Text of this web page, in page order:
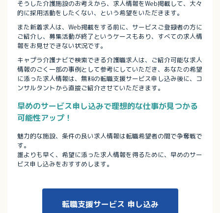
そうした介護施設のお考えから、求人情報をWeb掲載して、大々
的に採用活動をしたくない、という希望をいただきます。
また新着求人は、Web掲載をする前に、サービスご登録者の方に
ご紹介し、募集活動が終了というケースもあり、すべての求人情
報をお見せできない状況です。
キャプラ介護ナビで検索できる介護職求人は、ご紹介可能な求人
情報のごく一部の事例として参考にしていただき、あなたの希望
に添った求人情報は、無料の転職支援サービス申し込み後に、コ
ンサルタントから直接ご紹介させていただきます。
早めのサービス申し込みで理想的な仕事が見つかる
可能性アップ！
魅力的な施設、条件の良い求人情報は転職希望者の間で争奪戦で
す。
誰よりも早く、希望に添った求人情報を得るために、早めのサー
ビス申し込みをおすすめします。
転職支援サービス 申し込み